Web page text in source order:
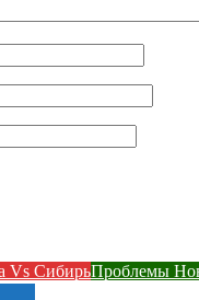
Vs СибирьПроблемы